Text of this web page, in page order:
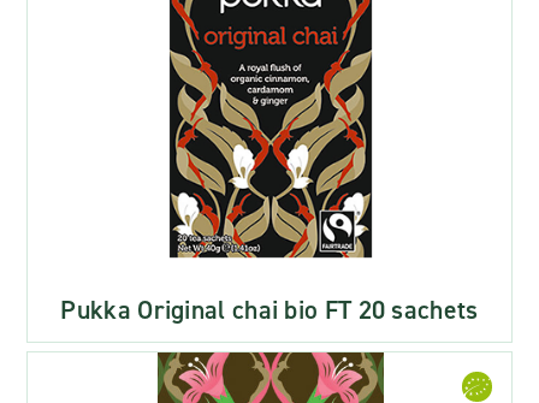
Pukka Original chai bio FT 20 sachets